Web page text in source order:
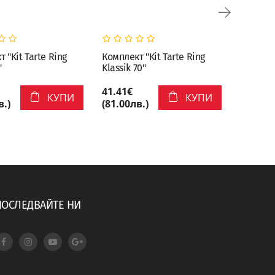
"Kit Tarte Ring
КУПИ
Комплект "Kit Tarte Ring
Klassik 70"
41.41€
(81.00лв.)
КУПИ
НИ